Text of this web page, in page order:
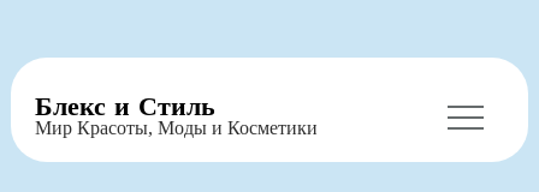
Перейти
содержимому
Блекс и Стиль
Мир Красоты, Моды и Косметики